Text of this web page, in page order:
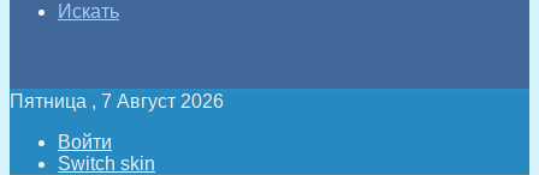
Искать
Пятница , 7 Август 2026
Войти
Switch skin